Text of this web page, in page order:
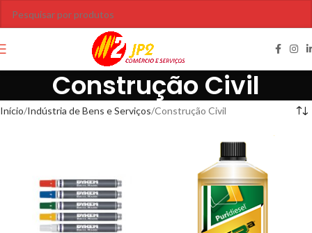
Construção Civil
Início Indústria de Bens e Serviços Construção Civil